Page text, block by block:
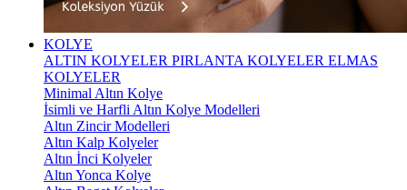
KOLYE
ALTIN KOLYELER PIRLANTA KOLYELER ELMAS
KOLYELER
Minimal Altın Kolye
İsimli ve Harfli Altın Kolye Modelleri
Altın Zincir Modelleri
Altın Kalp Kolyeler
Altın İnci Kolyeler
Altın Yonca Kolye